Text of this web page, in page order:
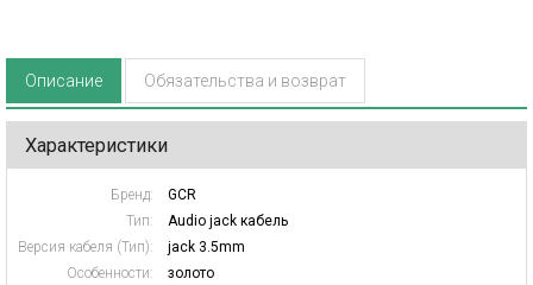
Описание Обязательства и возврат
Характеристики
Бренд:
GCR
Тип:
Audio jack кабель
Версия кабеля (Тип):
jack 3.5mm
Особенности:
золото